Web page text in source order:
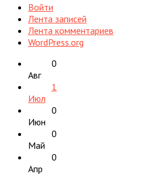
Войти
Лента записей
Лента комментариев
WordPress.org
0
Авг
1
Июл
0
Июн
0
Май
0
Апр